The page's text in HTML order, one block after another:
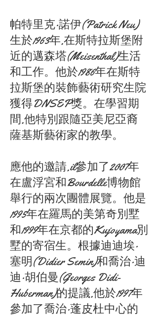
帕特里克·諾伊(Patrick Neu)
生於1963年,在斯特拉斯堡附
近的邁森塔(Meisenthal)生活
和工作。他於1986年在斯特
拉斯堡的裝飾藝術研究生院
獲得DNSEP獎。在學習期
間,他特別跟隨亞美尼亞裔
薩基斯藝術家的教學。
應他的邀請,il參加了2007年
在盧浮宮和Bourdelle博物館
舉行的兩次團體展覽。他是
1995年在羅馬的美第奇別墅
和1999年在京都的Kujoyama別
墅的寄宿生。根據迪迪埃·
塞明(Didier Semin)和喬治·迪
迪·胡伯曼(Georges Didi-
Huberman)的提議,他於1997年
參加了喬治·蓬皮杜中心的